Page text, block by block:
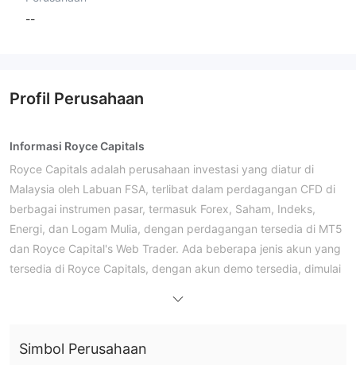
--
Profil Perusahaan
Informasi Royce Capitals
Royce Capitals adalah perusahaan investasi yang diatur di
Malaysia oleh Labuan FSA, terlibat dalam perdagangan CFD di
berbagai instrumen pasar, termasuk Forex, Saham, Indeks,
Energi, dan Logam Mulia, dengan perdagangan tersedia di MT5
dan Royce Capital's Web Trader. Ada beberapa jenis akun yang
tersedia di Royce Capitals, dengan akun demo tersedia, dimulai
Royce Capitals memiliki lisensi Straight Through Processing
Simbol Perusahaan